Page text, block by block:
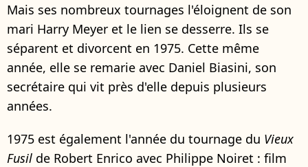
Mais ses nombreux tournages l'éloignent de son
mari Harry Meyer et le lien se desserre. Ils se
séparent et divorcent en 1975. Cette même
année, elle se remarie avec Daniel Biasini, son
secrétaire qui vit près d'elle depuis plusieurs
années.
1975 est également l'année du tournage du Vieux
Fusil de Robert Enrico avec Philippe Noiret : film